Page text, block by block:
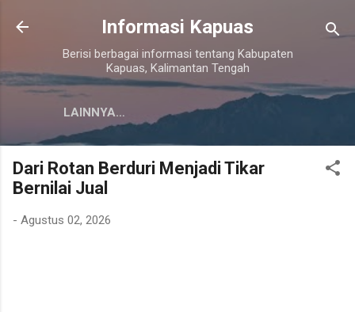
Langsung ke konten utama
Informasi Kapuas
Berisi berbagai informasi tentang Kabupaten
Kapuas, Kalimantan Tengah
LAINNYA…
Dari Rotan Berduri Menjadi Tikar
Bernilai Jual
- Agustus 02, 2026